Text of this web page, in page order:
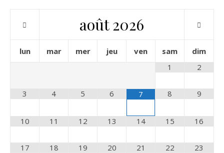
août 2026
lun mar mer jeu ven sam
dim
1
2
3 4 5 6 7 8 9
10 11 12 13 14 15 16
17 18 19 20 21 22 23